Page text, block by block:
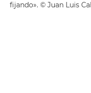
fijando». © Juan Luis